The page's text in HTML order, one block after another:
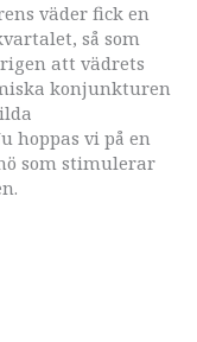
väder fick en
så som
att vädrets
konjunkturen
hoppas vi på en
som stimulerar